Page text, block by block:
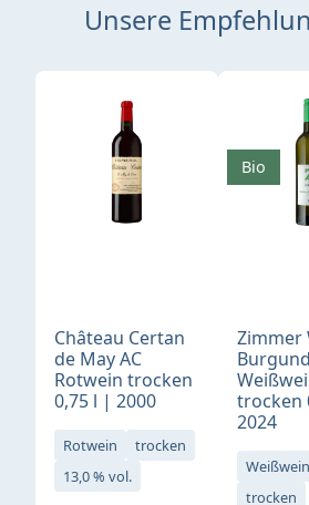
Unsere
Produktgalerie überspringen
Château Certan
de May AC
Rotwein trocken
0,75 l | 2000
Rotwein
trocken
13,0 % vol.
Zimmer
trocken
2024
Weißwein
trocken
Bio